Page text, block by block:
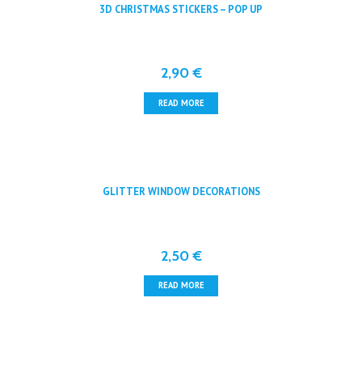
3D CHRISTMAS STICKERS – POP UP
2,90€
READ MORE
GLITTER WINDOW DECORATIONS
2,50€
READ MORE